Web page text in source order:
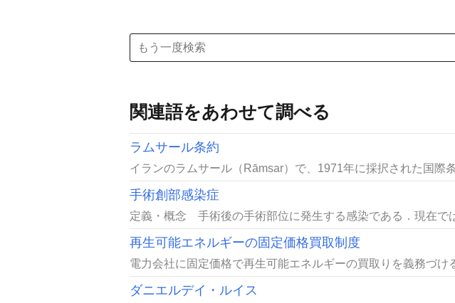
関連語をあわせて調べる
ラムサール条約
イランのラムサール（Rāmsar）で、1971年に採択された国際
手術創部感染症
定義・概念 手術後の手術部位に発生する感染である．現在で
再生可能エネルギーの固定価格買取制度
電力会社に固定価格で再生可能エネルギーの買取りを義務づ
ダニエルデイ・ルイス